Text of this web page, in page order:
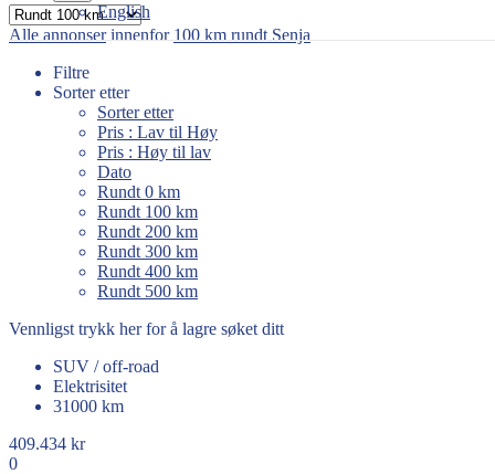
English
Alle annonserinnenfor 100 km rundt Senja
Filtre
Sorter etter
Sorter etter
Pris : Lav til Høy
Pris : Høy til lav
Dato
Rundt 0 km
Rundt 100 km
Rundt 200 km
Rundt 300 km
Rundt 400 km
Rundt 500 km
Vennligst trykk her for å lagre søket ditt
SUV / off-road
Elektrisitet
31000 km
409.434 kr
0